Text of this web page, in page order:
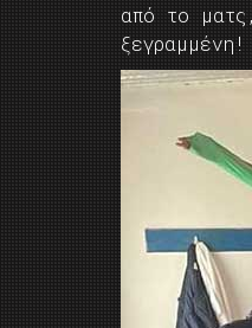
από το
ξεγραμμένη!